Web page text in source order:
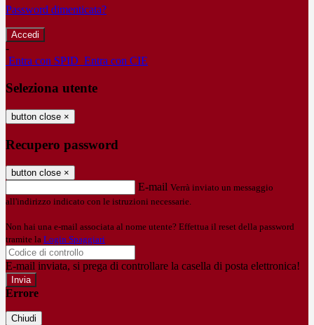
Password dimenticata?
-
Entra con SPID Entra con CIE
Seleziona utente
button close ×
Recupero password
button close ×
E-mail Verrà inviato un messaggio
all'indirizzo indicato con le istruzioni necessarie.
Non hai una e-mail associata al nome utente? Effettua il reset della password
tramite la Login Spaggiari
E-mail inviata, si prega di controllare la casella di posta elettronica!
Errore
Chiudi